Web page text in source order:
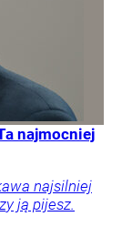
najmocniej
najsilniej
ją pijesz.